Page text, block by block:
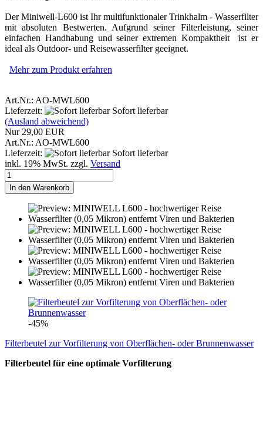
Der Miniwell-L600 ist Ihr multifunktionaler Trinkhalm - Wasserfilter
mit absoluten Bestwerten. Aufgrund seiner Filterleistung, seiner
einfachen Handhabung und seiner extremen Kompaktheit ist er
ideal als Outdoor- und Reisewasserfilter geeignet.
Mehr zum Produkt erfahren
Art.Nr.: AO-MWL600
Lieferzeit:
Sofort lieferbar
(Ausland abweichend)
Nur 29,00 EUR
Art.Nr.: AO-MWL600
Lieferzeit:
Sofort lieferbar
inkl. 19% MwSt. zzgl. Versand
In den Warenkorb
-45%
Filterbeutel zur Vorfilterung von Oberflächen- oder Brunnenwasser
Filterbeutel für eine optimale Vorfilterung